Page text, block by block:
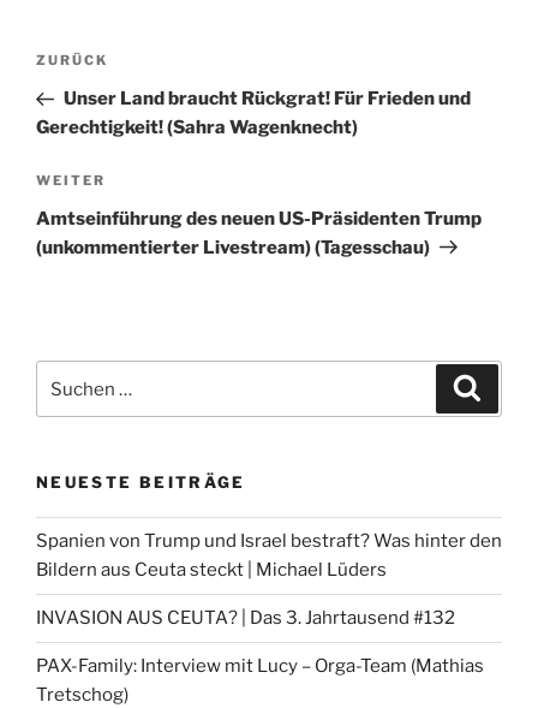
Beitragsnavigation
Vorheriger
Beitrag
ZURÜCK
Unser Land braucht Rückgrat! Für Frieden und
Gerechtigkeit! (Sahra Wagenknecht)
Nächster
Beitrag
WEITER
Amtseinführung des neuen US-Präsidenten Trump
(unkommentierter Livestream) (Tagesschau)
nach:
NEUESTE BEITRÄGE
Spanien von Trump und Israel bestraft? Was hinter den
Bildern aus Ceuta steckt | Michael Lüders
INVASION AUS CEUTA? | Das 3. Jahrtausend #132
PAX-Family: Interview mit Lucy – Orga-Team (Mathias
Tretschog)